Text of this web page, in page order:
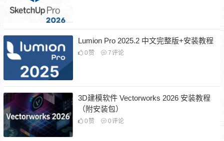
Lumion Pro 2025.2 中文完整版+安装教程
0 赞 7评论
3D建模软件 Vectorworks 2026 安装教程
（附安装包）
0 赞 0评论